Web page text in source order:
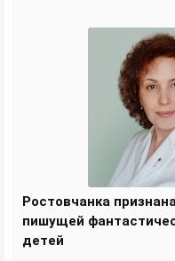
Ростовчанка
пишущей
детей